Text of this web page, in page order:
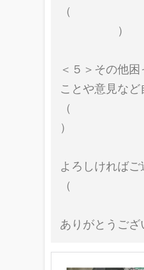
）
＜５＞その他
ことや意見など
）
よろしければ
（
ありがとうござ